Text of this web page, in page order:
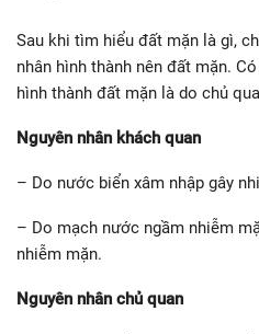
Sau khi tìm hiểu đất mặn là gì,
nhân hình thành nên đất mặn.
hình thành đất mặn là do chủ
Nguyên nhân khách quan
– Do nước biển xâm nhập gây
– Do mạch nước ngầm nhiễm
nhiễm mặn.
Nguyên nhân chủ quan